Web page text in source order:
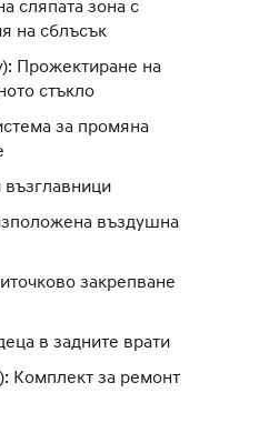
сляпата зона с
на сблъсък
Прожектиране на
стъкло
за промяна
въздушна
закрепване
в задните врати
Кoмплект за ремонт